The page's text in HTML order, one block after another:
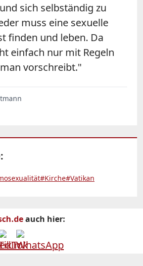
sich selbständig zu
muss eine sexuelle
finden und leben. Da
einfach nur mit Regeln
vorschreibt."
#Kirche#Vatikan
auch hier: